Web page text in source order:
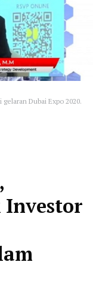
Dubai Expo 2020.
Investor